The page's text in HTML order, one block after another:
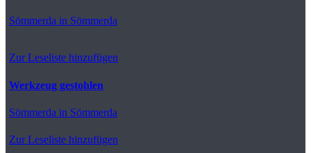
Sömmerda in Sömmerda
Zur Leseliste hinzufügen
Werkzeug gestohlen
Sömmerda in Sömmerda
Zur Leseliste hinzufügen